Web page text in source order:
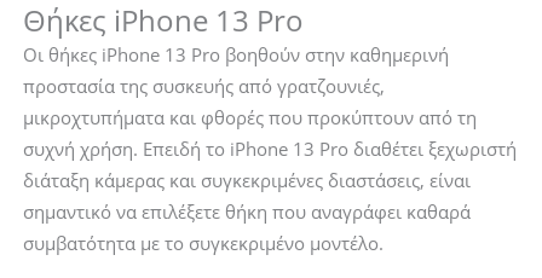
-
Apple
iPhone
13
Pro
ποσότητα
(ACS03253)
ποσότητα
Θήκες iPhone 13 Pro
Οι θήκες iPhone 13 Pro βοηθούν στην καθημερινή
προστασία της συσκευής από γρατζουνιές,
μικροχτυπήματα και φθορές που προκύπτουν από τη
συχνή χρήση. Επειδή το iPhone 13 Pro διαθέτει ξεχωριστή
διάταξη κάμερας και συγκεκριμένες διαστάσεις, είναι
σημαντικό να επιλέξετε θήκη που αναγράφει καθαρά
συμβατότητα με το συγκεκριμένο μοντέλο.